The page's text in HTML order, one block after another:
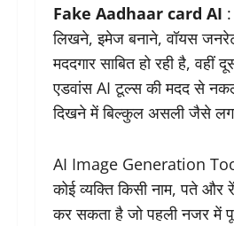
Fake Aadhaar card AI
लिखने, इमेज बनाने, वॉयस
मददगार साबित हो रही है,
एडवांस AI टूल्स की मदद से
दिखने में बिल्कुल असली जैसे
AI Image Generation
कोई व्यक्ति किसी नाम, पते
कर सकता है जो पहली नजर में